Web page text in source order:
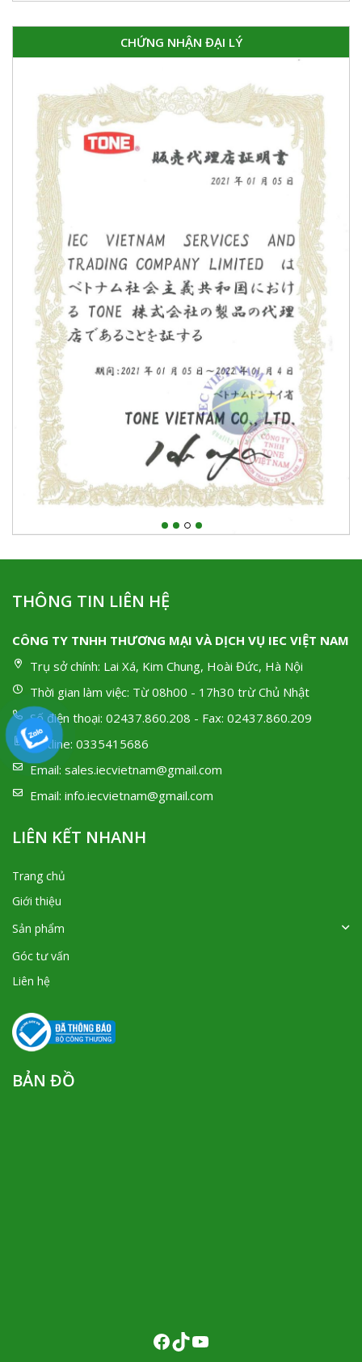
CHỨNG NHẬN ĐẠI LÝ
THÔNG TIN LIÊN HỆ
CÔNG TY TNHH THƯƠNG MẠI VÀ DỊCH VỤ IEC VIỆT NAM
Trụ sở chính: Lai Xá, Kim Chung, Hoài Đức, Hà Nội
Thời gian làm việc: Từ 08h00 - 17h30 trừ Chủ Nhật
Số điện thoại: 02437.860.208 - Fax: 02437.860.209
Hotline: 0335415686
Email: sales.iecvietnam@gmail.com
Email: info.iecvietnam@gmail.com
LIÊN KẾT NHANH
Trang chủ
Giới thiệu
Sản phẩm
Góc tư vấn
Liên hệ
BẢN ĐỒ